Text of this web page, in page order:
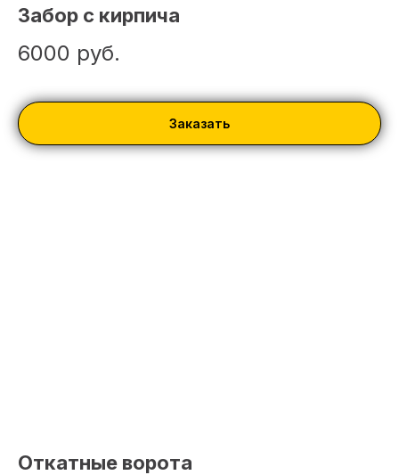
Забор с кирпича
6000 руб.
Заказать
Откатные ворота